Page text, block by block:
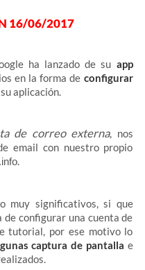
16/06/2017
ha lanzado de su app
en la forma de configurar
aplicación.
de correo externa, nos
email con nuestro propio
.
muy significativos, si que
de configurar una cuenta de
tutorial, por ese motivo lo
captura de pantalla e